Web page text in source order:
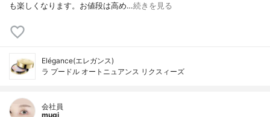
も楽しくなります。お値段は高め…続きを見る
Elégance(エレガンス)
ラ プードル オートニュアンス リクスィーズ
会社員
mugi